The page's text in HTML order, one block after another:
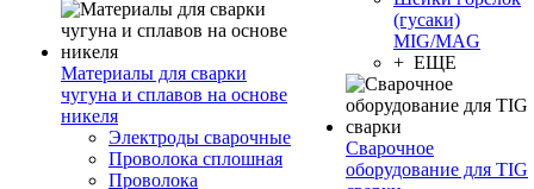
Материалы для сварки
чугуна и сплавов на основе
никеля
Электроды сварочные
Проволока сплошная
Проволока
(гусаки)
MIG/MAG
+ ЕЩЕ
Сварочное
оборудование для TIG